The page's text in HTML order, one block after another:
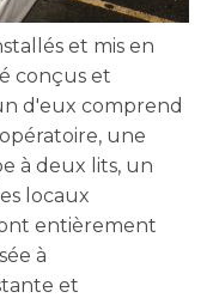
et mis en
conçus et
d'eux comprend
une
à deux lits, un
locaux
entièrement
à
et